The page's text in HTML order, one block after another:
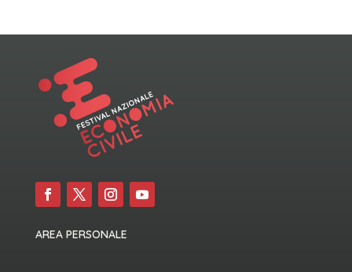
AREA PERSONALE